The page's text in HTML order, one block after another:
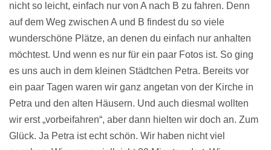
nicht so leicht, einfach nur von A nach B zu fahren. Denn
auf dem Weg zwischen A und B findest du so viele
wunderschöne Plätze, an denen du einfach nur anhalten
möchtest. Und wenn es nur für ein paar Fotos ist. So ging
es uns auch in dem kleinen Städtchen Petra. Bereits vor
ein paar Tagen waren wir ganz angetan von der Kirche in
Petra und den alten Häusern. Und auch diesmal wollten
wir erst „vorbeifahren“, aber dann hielten wir doch an. Zum
Glück. Ja Petra ist echt schön. Wir haben nicht viel